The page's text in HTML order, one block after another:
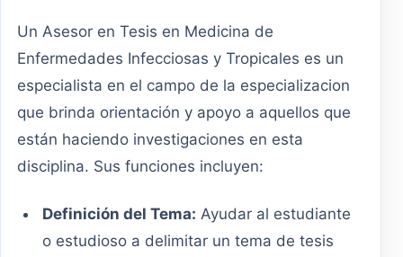
Un Asesor en Tesis en Medicina de
Enfermedades Infecciosas y Tropicales es un
especialista en el campo de la especializacion
que brinda orientación y apoyo a aquellos que
están haciendo investigaciones en esta
disciplina. Sus funciones incluyen:
Definición del Tema: Ayudar al estudiante
o estudioso a delimitar un tema de tesis